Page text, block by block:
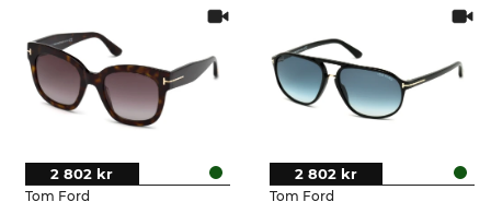
Tom Ford
2 802 kr
Tom Ford
2 802 kr